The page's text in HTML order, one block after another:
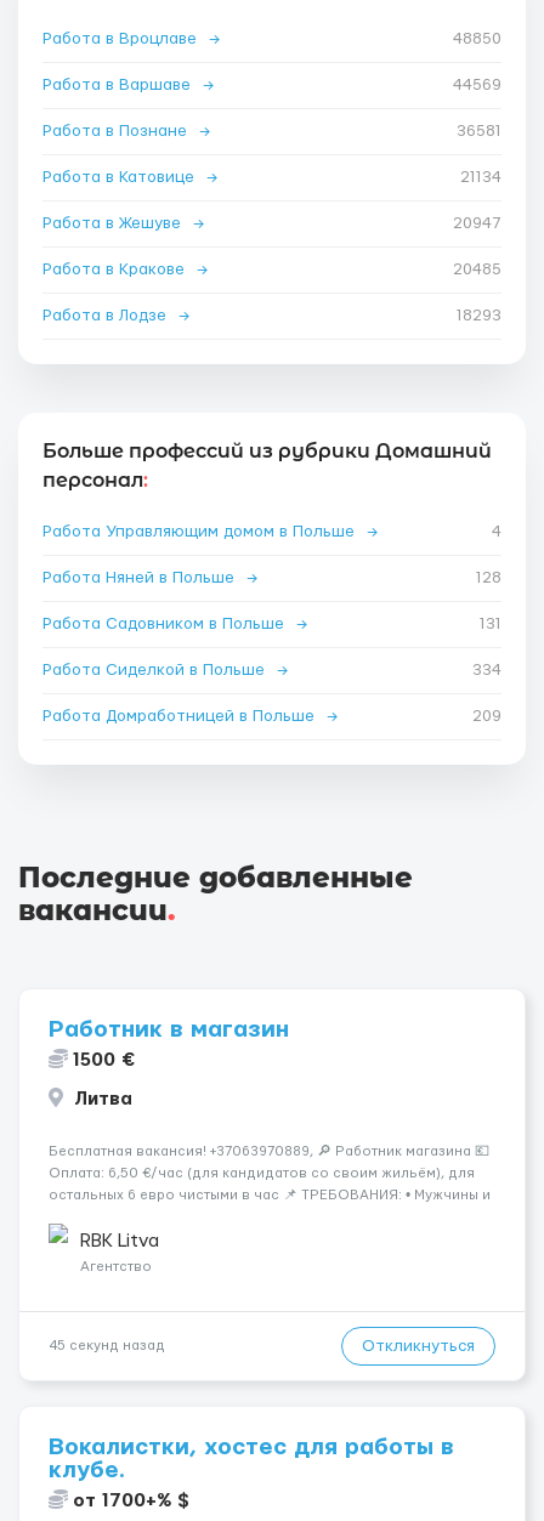
Работа в Вроцлаве → 48850
Работа в Варшаве → 44569
Работа в Познане → 36581
Работа в Катовице → 21134
Работа в Жешуве → 20947
Работа в Кракове → 20485
Работа в Лодзе → 18293
Больше профессий из рубрики Домашний
персонал:
Работа Управляющим домом в Польше → 4
Работа Няней в Польше → 128
Работа Садовником в Польше → 131
Работа Сиделкой в Польше → 334
Работа Домработницей в Польше → 209
Последние добавленные
вакансии.
Работник в магазин
1500 €
Литва
Бесплатная вакансия! +37063970889, 🔎 Работник магазина 💶
Оплата: 6,50 €/час (для кандидатов со своим жильём), для
остальных 6 евро чистыми в час 📌 ТРЕБОВАНИЯ: • Мужчины и
работать • Готовность работать в ...
RBK Litva
Агентство
45 секунд назад Откликнуться
Вокалистки, хостес для работы в
клубе.
от 1700+% $